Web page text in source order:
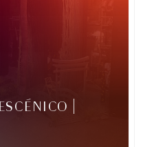
|